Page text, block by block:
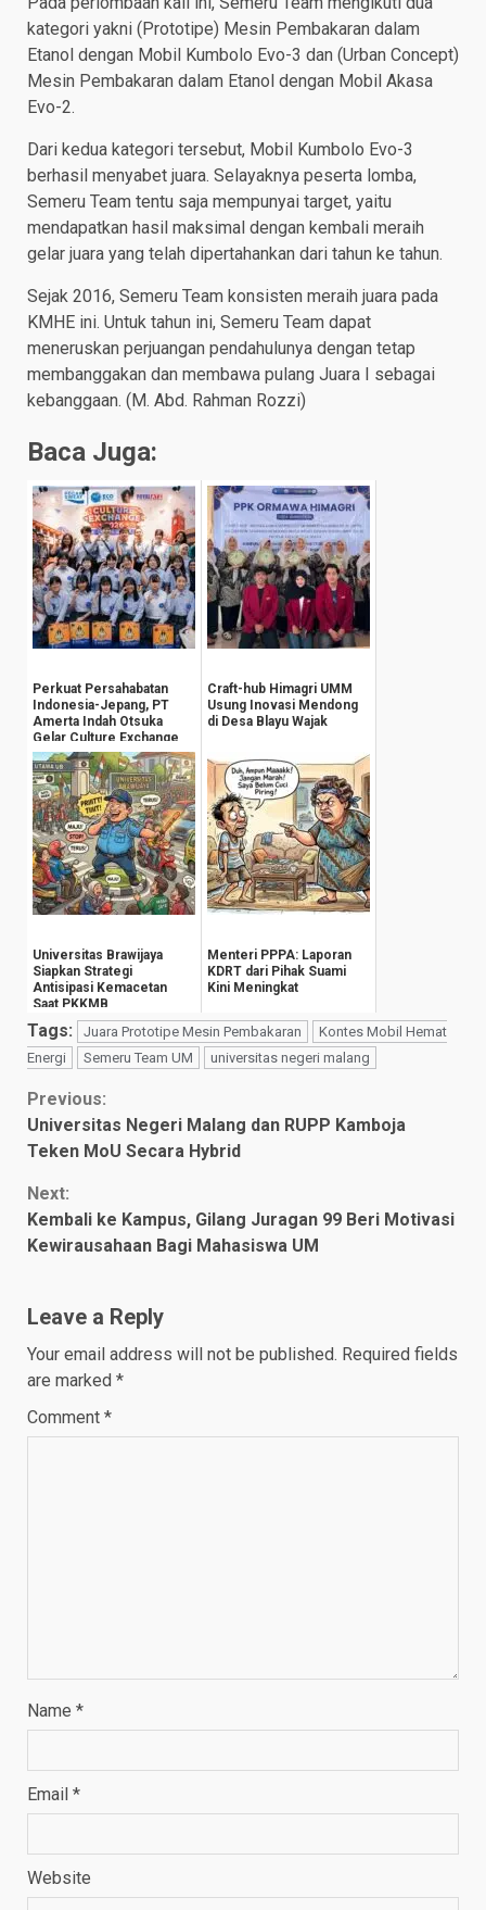
kategori yakni (Prototipe) Mesin Pembakaran dalam
Etanol dengan Mobil Kumbolo Evo-3 dan (Urban Concept)
Mesin Pembakaran dalam Etanol dengan Mobil Akasa
Evo-2.
Dari kedua kategori tersebut, Mobil Kumbolo Evo-3
berhasil menyabet juara. Selayaknya peserta lomba,
Semeru Team tentu saja mempunyai target, yaitu
mendapatkan hasil maksimal dengan kembali meraih
gelar juara yang telah dipertahankan dari tahun ke tahun.
Sejak 2016, Semeru Team konsisten meraih juara pada
KMHE ini. Untuk tahun ini, Semeru Team dapat
meneruskan perjuangan pendahulunya dengan tetap
membanggakan dan membawa pulang Juara I sebagai
kebanggaan. (M. Abd. Rahman Rozzi)
Baca Juga:
Perkuat Persahabatan
Indonesia-Jepang, PT
Amerta Indah Otsuka
Gelar Culture Exchange
Berbasis Ekonom...
Craft-hub Himagri UMM
Usung Inovasi Mendong
di Desa Blayu Wajak
Universitas Brawijaya
Siapkan Strategi
Antisipasi Kemacetan
Saat PKKMB
Menteri PPPA: Laporan
KDRT dari Pihak Suami
Kini Meningkat
Tags: Juara Prototipe Mesin Pembakaran
Kontes Mobil Hemat
Energi
Semeru Team UM universitas negeri malang
Continue
Reading
Previous:
Universitas Negeri Malang dan RUPP Kamboja
Teken MoU Secara Hybrid
Next:
Kembali ke Kampus, Gilang Juragan 99 Beri Motivasi
Kewirausahaan Bagi Mahasiswa UM
Leave a Reply
Your email address will not be published. Required fields
are marked *
Comment *
Name *
Email *
Website